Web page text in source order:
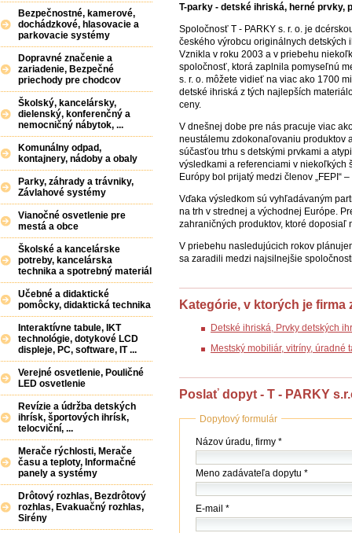
T-parky - detské ihriská, herné prvky,
Spoločnosť T - PARKY s. r. o. je
českého výrobcu originálnych detských
Vznikla v roku 2003 a v priebehu
spoločnosť, ktorá zaplnila pomyseľnú
s. r. o. môžete vidieť na viac ako 1700
detské ihriská z tých najlepších
ceny.
V dnešnej dobe pre nás pracuje viac
neustálemu zdokonaľovaniu produktov
súčasťou trhu s detskými prvkami a
výsledkami a referenciami v niekoľkých
Európy bol prijatý medzi členov „FEPI“
Vďaka výsledkom sú vyhľadávaným
na trh v strednej a východnej Európe.
zahraničných produktov, ktoré doposiaľ
V priebehu nasledujúcich rokov
sa zaradili medzi najsilnejšie
Kategórie, v ktorých je firma
Detské ihriská, Prvky detských
Mestský mobiliár, vitríny, úradné
Poslať dopyt - T - PARKY
Dopytový formulár
Názov
(firmy
/
úradu)
Názov úradu, firmy *
Meno zadávateľa dopytu *
E-mail *
Bezpečnostné, kamerové,
dochádzkové, hlasovacie a
parkovacie systémy
Dopravné značenie a
zariadenie, Bezpečné
priechody pre chodcov
Školský, kancelársky,
dielenský, konferenčný a
nemocničný nábytok, ...
Komunálny odpad,
kontajnery, nádoby a obaly
Parky, záhrady a trávniky,
Závlahové systémy
Vianočné osvetlenie pre
mestá a obce
Školské a kancelárske
potreby, kancelárska
technika a spotrebný materiál
Učebné a didaktické
pomôcky, didaktická technika
Interaktívne tabule, IKT
technológie, dotykové LCD
displeje, PC, software, IT ...
Verejné osvetlenie, Pouličné
LED osvetlenie
Revízie a údržba detských
ihrísk, športových ihrísk,
telocviční, ...
Merače rýchlosti, Merače
času a teploty, Informačné
panely a systémy
Drôtový rozhlas, Bezdrôtový
rozhlas, Evakuačný rozhlas,
Sirény